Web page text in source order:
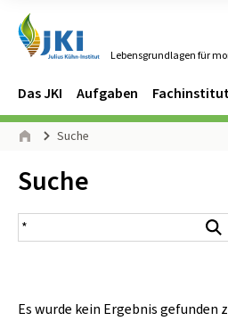
Lebensgrundlagen für
Navigation
Hauptmenü
Das JKI Aufgaben
Seitenpfad
Suche
Inhalt:
Suche
Suchergebnis
Es wurde kein Ergebnis gefunden